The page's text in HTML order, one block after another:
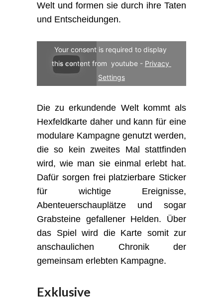
Welt und formen sie durch ihre Taten
und Entscheidungen.
Your consent is required to display
this content from  youtube - Privacy
Settings
Die zu erkundende Welt kommt als
Hexfeldkarte daher und kann für eine
modulare Kampagne genutzt werden,
die so kein zweites Mal stattfinden
wird, wie man sie einmal erlebt hat.
Dafür sorgen frei platzierbare Sticker
für wichtige Ereignisse,
Abenteuerschauplätze und sogar
Grabsteine gefallener Helden. Über
das Spiel wird die Karte somit zur
anschaulichen Chronik der
gemeinsam erlebten Kampagne.
Exklusive